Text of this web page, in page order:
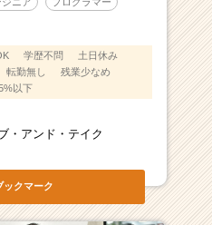
ックマーク
学歴不問
土日休み
転勤無し
残業少なめ
以下
・アンド・テイク